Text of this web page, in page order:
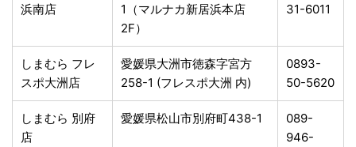
浜南店
1（マルナカ新居浜本店
2F）
31-6011
しまむら フレ
スポ大洲店
愛媛県大洲市徳森字宮方
258-1 (フレスポ大洲 内)
0893-
50-5620
しまむら 別府
店
愛媛県松山市別府町438-1
089-
946-